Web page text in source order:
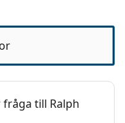
till Ralph